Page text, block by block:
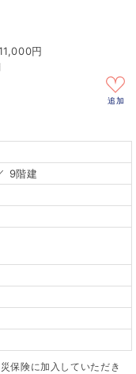
円
追加
9階建
保険に加入していただき